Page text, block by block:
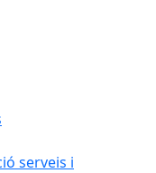
serveis i